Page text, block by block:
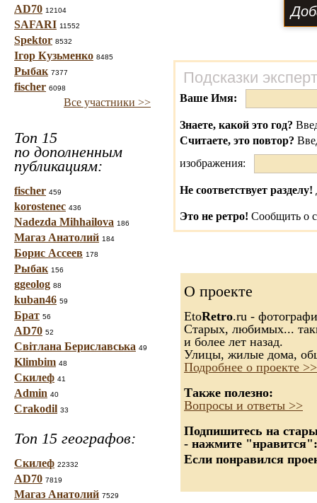
AD70 12104
SAFARI 11552
Spektor 8532
Ігор Кузьменко 8485
Рыбак 7377
fischer 6098
Все участники >>
Топ 15
по дополненным
публикациям:
fischer 459
korostenec 436
Nadezda Mihhailova 186
Магаз Анатолий 184
Борис Ассеев 178
Рыбак 156
ggeolog 88
kuban46 59
Брат 56
AD70 52
Світлана Бериславська 49
Klimbim 48
Скилеф 41
Admin 40
Crakodil 33
Топ 15 географов:
Скилеф 22332
AD70 7819
Магаз Анатолий 7529
Подсказки
Ваше Имя:
Знаете, какой это год?
Считаете, это повтор?
изображения:
Не соответствует разделу!
Это не ретро! Сообщить о
О проекте
EtoRetro.ru -
Старых, любимых...
и более лет назад.
Улицы, жилые дома,
Подробнее о проекте >>
Также полезно:
Вопросы и ответы >>
Подпишитесь на
- нажмите "нравится":
Если понравился